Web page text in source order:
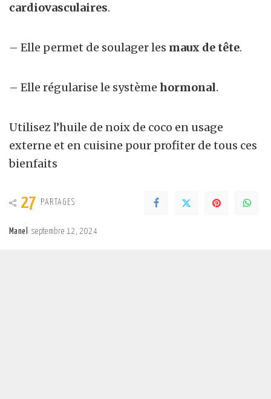
cardiovasculaires.
– Elle permet de soulager les maux de tête.
– Elle régularise le système hormonal.
Utilisez l’huile de noix de coco en usage
externe et en cuisine pour profiter de tous ces
bienfaits
27 PARTAGES
Manel septembre 12, 2024